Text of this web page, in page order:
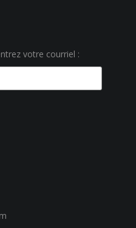
votre courriel :